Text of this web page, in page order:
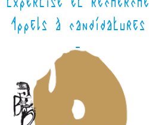
Appels à candidatures
-